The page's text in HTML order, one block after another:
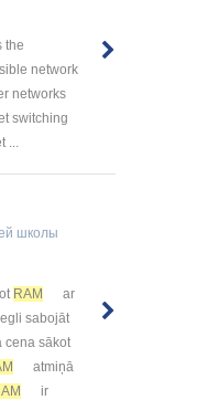
the
network
networks
switching
...
школы
RAM
ar
sabojāt
cena sākot
atmiņā
ir